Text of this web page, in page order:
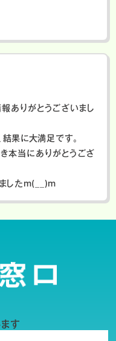
ありがとうございまし
果に大満足です。
本当にありがとうござ
したm(__)m
す